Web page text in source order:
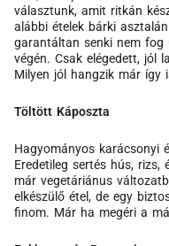
választunk, amit ritkán
alábbi ételek bárki
garantáltan senki nem fog
végén. Csak elégedett, jól
Milyen jól hangzik már így
Töltött Káposzta
Hagyományos karácsonyi
Eredetileg sertés hús,
már vegetáriánus
elkészülő étel, de egy
finom. Már ha megéri a